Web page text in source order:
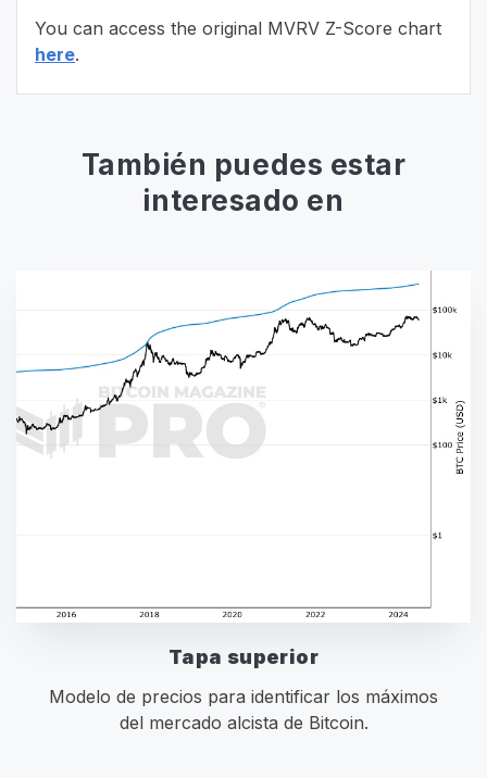
You can access the original MVRV Z-Score chart
here.
También puedes estar
interesado en
Tapa superior
Modelo de precios para identificar los máximos
del mercado alcista de Bitcoin.